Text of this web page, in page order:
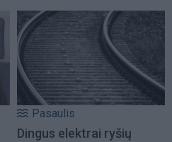
Pasaulis
Dingus elektrai ryšių